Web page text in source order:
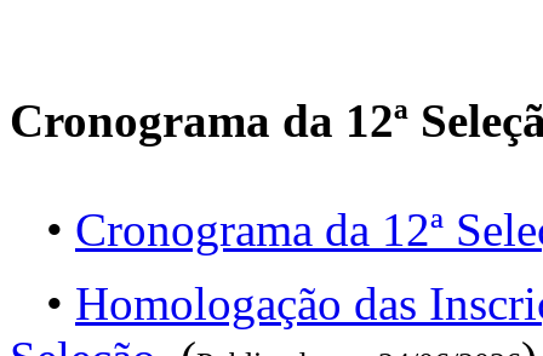
Cronograma da 12ª
• Cronograma da 12ª
• Homologação das